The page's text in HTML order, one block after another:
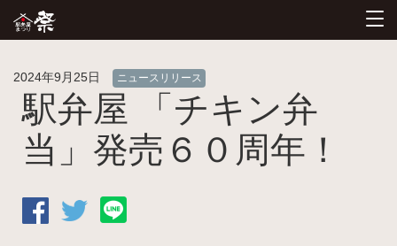
2024年9月25日 ニュースリリース
駅弁屋 「チキン弁
当」発売６０周年！